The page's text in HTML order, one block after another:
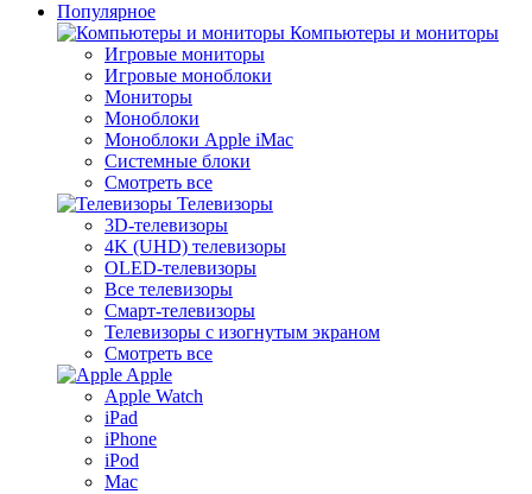
Популярное
Компьютеры и мониторы
Игровые мониторы
Игровые моноблоки
Мониторы
Моноблоки
Моноблоки Apple iMac
Системные блоки
Смотреть все
Телевизоры
3D-телевизоры
4K (UHD) телевизоры
OLED-телевизоры
Все телевизоры
Смарт-телевизоры
Телевизоры с изогнутым экраном
Смотреть все
Apple
Apple Watch
iPad
iPhone
iPod
Mac